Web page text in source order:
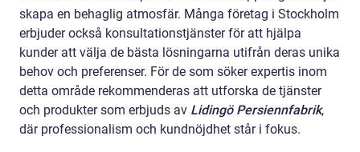
skapa en behaglig atmosfär. Många företag i Stockholm
erbjuder också konsultationstjänster för att hjälpa
kunder att välja de bästa lösningarna utifrån deras unika
behov och preferenser. För de som söker expertis inom
detta område rekommenderas att utforska de tjänster
och produkter som erbjuds av Lidingö Persiennfabrik,
där professionalism och kundnöjdhet står i fokus.